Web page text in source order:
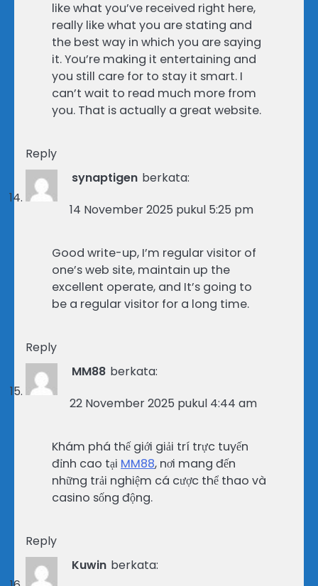
like what you’ve received right here,
really like what you are stating and
the best way in which you are saying
it. You’re making it entertaining and
you still care for to stay it smart. I
can’t wait to read much more from
you. That is actually a great website.
Reply
synaptigen berkata:
14 November 2025 pukul 5:25 pm
Good write-up, I’m regular visitor of
one’s web site, maintain up the
excellent operate, and It’s going to
be a regular visitor for a long time.
Reply
MM88 berkata:
22 November 2025 pukul 4:44 am
Khám phá thế giới giải trí trực tuyến
đỉnh cao tại MM88, nơi mang đến
những trải nghiệm cá cược thể thao và
casino sống động.
Reply
Kuwin berkata: